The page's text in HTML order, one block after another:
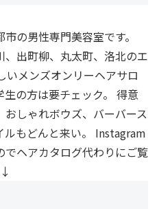
の男性専門美容室です。
出町柳、丸太町、洛北のエ
いメンズオンリーヘアサロ
の方は要チェック。 得意
しゃれボウズ、バーバース
もどんと来い。 Instagram
ヘアカタログ代わりにご覧